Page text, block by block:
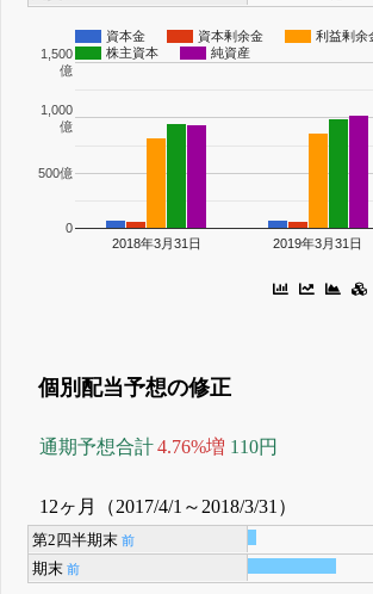
資本金 資本剰余金
利益剰余
株主資本
純資産
2018年3月31日 2019年3月31日
0
500億
1,000
億
1,500
億
個別配当予想の修正
通期予想合計4.76%増 110円
12ヶ月（2017/4/1～2018/3/31）
第2四半期末 前
期末 前